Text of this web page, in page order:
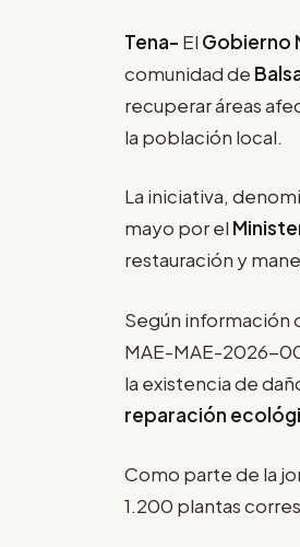
Tena- El Gobierno
comunidad de
recuperar áreas
la población local.
La iniciativa,
mayo por el
restauración y
Según información
MAE-MAE-2026-
la existencia de
reparación
Como parte de la
1.200 plantas